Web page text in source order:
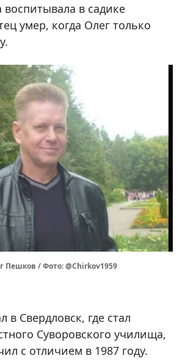
в садике
умер, когда Олег только
Пешков / Фото: @Chirkov1959
в Свердловск, где стал
Суворовского училища,
с отличием в 1987 году.